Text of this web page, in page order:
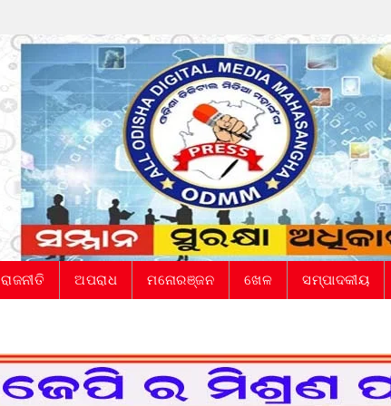
ରାଜନୀତି ଅପରାଧ ମନୋରଞ୍ଜନ ଖେଳ ସମ୍ପାଦକୀୟ